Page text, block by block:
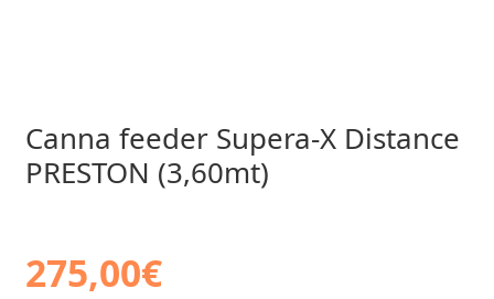
Canna feeder Supera-X Distance
PRESTON (3,60mt)
275,00€